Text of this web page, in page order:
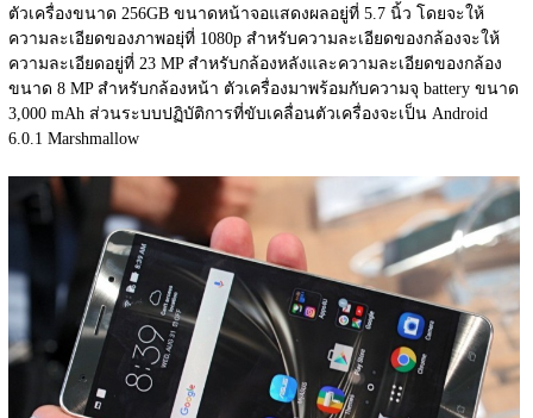
ตัวเครื่องขนาด 256GB ขนาดหน้าจอแสดงผลอยู่ที่ 5.7 นิ้ว โดยจะให้
ความละเอียดของภาพอยุ่ที่ 1080p สำหรับความละเอียดของกล้องจะให้
ความละเอียดอยู่ที่ 23 MP สำหรับกล้องหลังและความละเอียดของกล้อง
ขนาด 8 MP สำหรับกล้องหน้า ตัวเครื่องมาพร้อมกับความจุ battery ขนาด
3,000 mAh ส่วนระบบปฏิบัติการที่ขับเคลื่อนตัวเครื่องจะเป็น Android
6.0.1 Marshmallow